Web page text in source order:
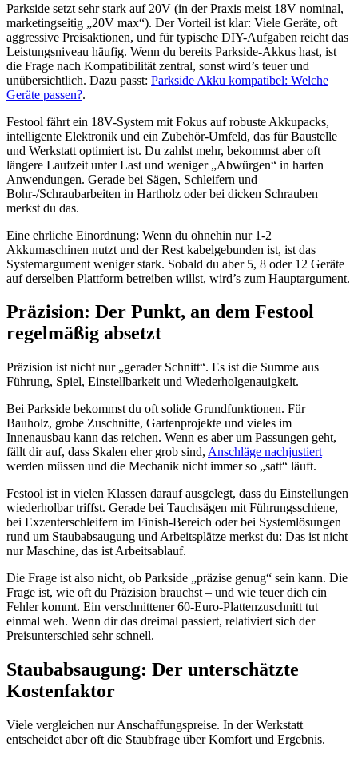
Parkside setzt sehr stark auf 20V (in der Praxis meist 18V nominal,
marketingseitig „20V max“). Der Vorteil ist klar: Viele Geräte, oft
aggressive Preisaktionen, und für typische DIY-Aufgaben reicht das
Leistungsniveau häufig. Wenn du bereits Parkside-Akkus hast, ist
die Frage nach Kompatibilität zentral, sonst wird’s teuer und
unübersichtlich. Dazu passt: Parkside Akku kompatibel: Welche
Geräte passen?.
Festool fährt ein 18V-System mit Fokus auf robuste Akkupacks,
intelligente Elektronik und ein Zubehör-Umfeld, das für Baustelle
und Werkstatt optimiert ist. Du zahlst mehr, bekommst aber oft
längere Laufzeit unter Last und weniger „Abwürgen“ in harten
Anwendungen. Gerade bei Sägen, Schleifern und
Bohr-/Schraubarbeiten in Hartholz oder bei dicken Schrauben
merkst du das.
Eine ehrliche Einordnung: Wenn du ohnehin nur 1-2
Akkumaschinen nutzt und der Rest kabelgebunden ist, ist das
Systemargument weniger stark. Sobald du aber 5, 8 oder 12 Geräte
auf derselben Plattform betreiben willst, wird’s zum Hauptargument.
Präzision: Der Punkt, an dem Festool
regelmäßig absetzt
Präzision ist nicht nur „gerader Schnitt“. Es ist die Summe aus
Führung, Spiel, Einstellbarkeit und Wiederholgenauigkeit.
Bei Parkside bekommst du oft solide Grundfunktionen. Für
Bauholz, grobe Zuschnitte, Gartenprojekte und vieles im
Innenausbau kann das reichen. Wenn es aber um Passungen geht,
fällt dir auf, dass Skalen eher grob sind, Anschläge nachjustiert
werden müssen und die Mechanik nicht immer so „satt“ läuft.
Festool ist in vielen Klassen darauf ausgelegt, dass du Einstellungen
wiederholbar triffst. Gerade bei Tauchsägen mit Führungsschiene,
bei Exzenterschleifern im Finish-Bereich oder bei Systemlösungen
rund um Staubabsaugung und Arbeitsplätze merkst du: Das ist nicht
nur Maschine, das ist Arbeitsablauf.
Die Frage ist also nicht, ob Parkside „präzise genug“ sein kann. Die
Frage ist, wie oft du Präzision brauchst – und wie teuer dich ein
Fehler kommt. Ein verschnittener 60-Euro-Plattenzuschnitt tut
einmal weh. Wenn dir das dreimal passiert, relativiert sich der
Preisunterschied sehr schnell.
Staubabsaugung: Der unterschätzte
Kostenfaktor
Viele vergleichen nur Anschaffungspreise. In der Werkstatt
entscheidet aber oft die Staubfrage über Komfort und Ergebnis.